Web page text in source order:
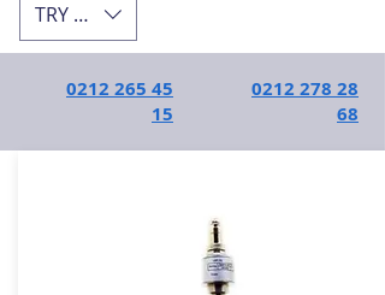
TRY (₺)
0212 265 45
15
0212 278 28
68